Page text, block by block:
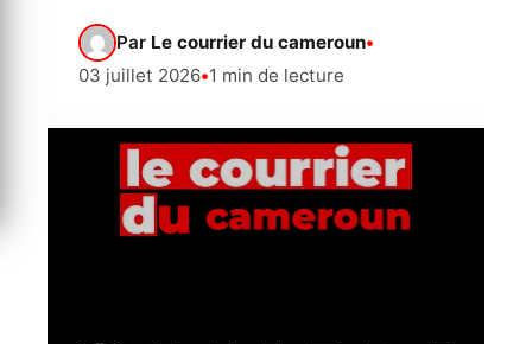
Par Le courrier du cameroun•
03 juillet 2026•1 min de lecture